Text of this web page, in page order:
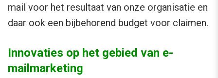
mail voor het resultaat van onze organisatie en
daar ook een bijbehorend budget voor claimen.
Innovaties op het gebied van e-
mailmarketing